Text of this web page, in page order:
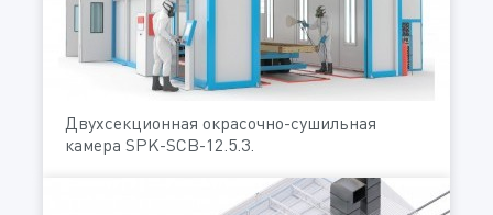
Двухсекционная окрасочно-сушильная
камера SPK-SCB-12.5.3.